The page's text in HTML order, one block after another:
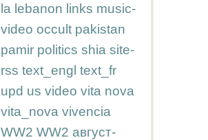
la lebanon links music-
video occult pakistan
pamir politics shia site-
rss text_engl text_fr
upd us video vita nova
vita_nova vivencia
WW2 WW2 август-